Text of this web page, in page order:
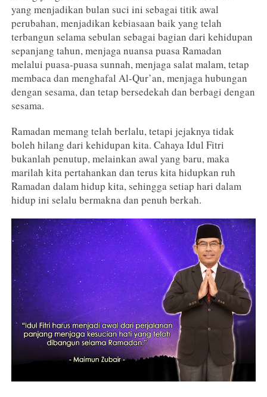
yang menjadikan bulan suci ini sebagai titik awal
perubahan, menjadikan kebiasaan baik yang telah
terbangun selama sebulan sebagai bagian dari kehidupan
sepanjang tahun, menjaga nuansa puasa Ramadan
melalui puasa-puasa sunnah, menjaga salat malam, tetap
membaca dan menghafal Al-Qur’an, menjaga hubungan
dengan sesama, dan tetap bersedekah dan berbagi dengan
sesama.
Ramadan memang telah berlalu, tetapi jejaknya tidak
boleh hilang dari kehidupan kita. Cahaya Idul Fitri
bukanlah penutup, melainkan awal yang baru, maka
marilah kita pertahankan dan terus kita hidupkan ruh
Ramadan dalam hidup kita, sehingga setiap hari dalam
hidup ini selalu bermakna dan penuh berkah.